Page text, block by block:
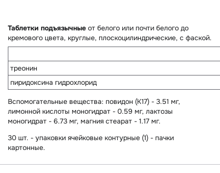
Таблетки подъязычные от белого или почти белого до
кремового цвета, круглые, плоскоцилиндрические, с фаской.
треонин
пиридоксина гидрохлорид
Вспомогательные вещества: повидон (К17) - 3.51 мг,
лимонной кислоты моногидрат - 0.59 мг, лактозы
моногидрат - 6.73 мг, магния стеарат - 1.17 мг.
30 шт. - упаковки ячейковые контурные (1) - пачки
картонные.